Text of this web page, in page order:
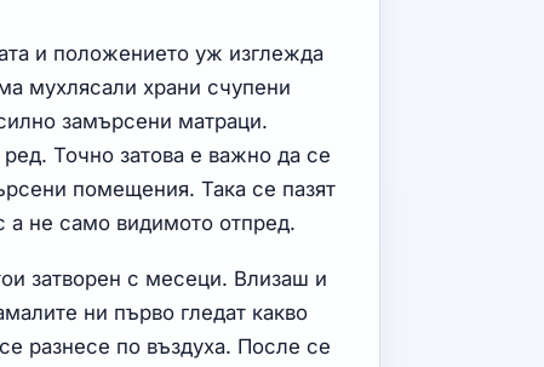
и положението уж изглежда
мухлясали храни счупени
замърсени матраци.
Точно затова е важно да се
помещения. Така се пазят
а не само видимото отпред.
затворен с месеци. Влизаш и
ни първо гледат какво
разнесе по въздуха. После се